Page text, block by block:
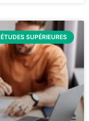
ÉTUDES SUPÉRIEURES